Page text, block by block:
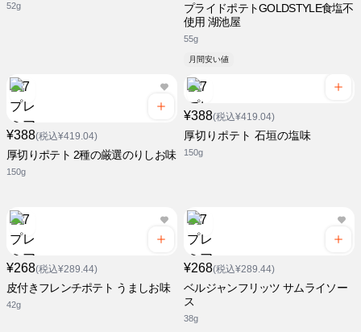
52g
プライドポテトGOLDSTYLE食塩不
使用 湖池屋
55g
月間安い値
¥388(税込¥419.04)
厚切りポテト 2種の厳選のりしお味
150g
¥388(税込¥419.04)
厚切りポテト 石垣の塩味
150g
¥268(税込¥289.44)
皮付きフレンチポテト うましお味
42g
¥268(税込¥289.44)
ベルジャンフリッツ サムライソー
ス
38g